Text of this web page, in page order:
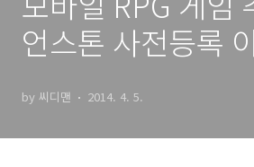
언스톤 사전등록
by 씨디맨 2014. 4. 5.